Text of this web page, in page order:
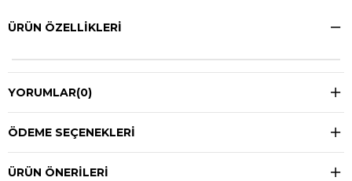
ÜRÜN ÖZELLIKLERI
YORUMLAR(0)
ÖDEME SEÇENEKLERI
ÜRÜN ÖNERILERI